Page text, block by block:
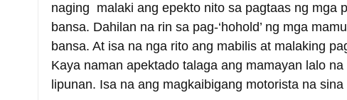
naging  malaki ang epekto nito sa pagtaas ng mga
bansa. Dahilan na rin sa pag-‘hohold’ ng mga
bansa. At isa na nga rito ang mabilis at malaking
Kaya naman apektado talaga ang mamayan lalo
lipunan. Isa na ang magkaibigang motorista na